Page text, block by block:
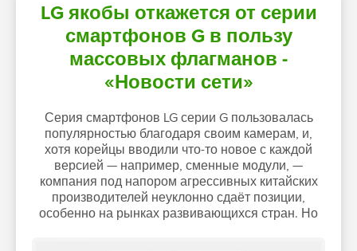
LG якобы откажется от серии
смартфонов G в пользу
массовых флагманов -
«Новости сети»
Серия смартфонов LG серии G пользовалась
популярностью благодаря своим камерам, и,
хотя корейцы вводили что-то новое с каждой
версией — например, сменные модули, —
компания под напором агрессивных китайских
производителей неуклонно сдаёт позиции,
особенно на рынках развивающихся стран. Но